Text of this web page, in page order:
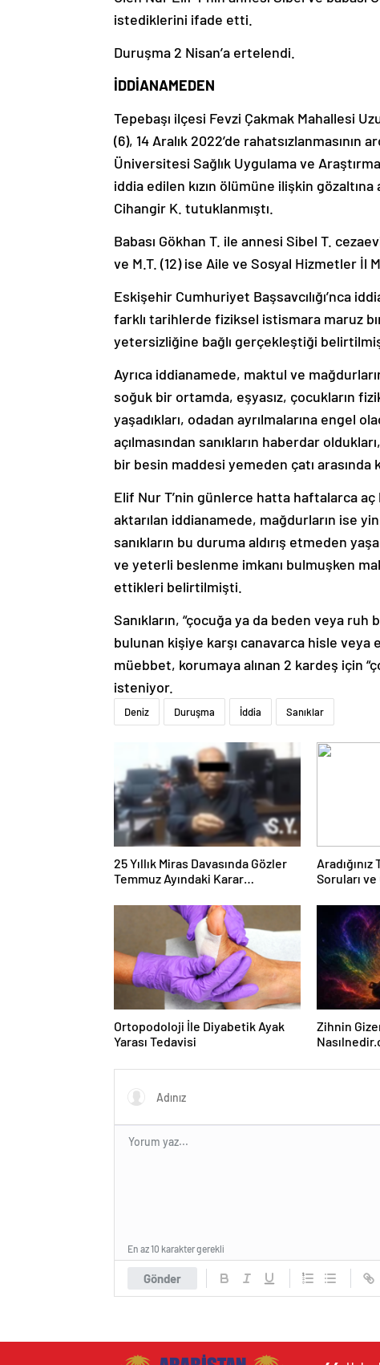
istediklerini ifade etti.
Duruşma 2 Nisan’a ertelendi.
İDDİANAMEDEN
Tepebaşı ilçesi Fevzi Çakmak Mahallesi
(6), 14 Aralık 2022’de rahatsızlanmasının
Üniversitesi Sağlık Uygulama ve
iddia edilen kızın ölümüne ilişkin gözaltına
Cihangir K. tutuklanmıştı.
Babası Gökhan T. ile annesi Sibel T.
ve M.T. (12) ise Aile ve Sosyal Hizmetler İl
Eskişehir Cumhuriyet Başsavcılığı’nca
farklı tarihlerde fiziksel istismara maruz
yetersizliğine bağlı gerçekleştiği
Ayrıca iddianamede, maktul ve
soğuk bir ortamda, eşyasız, çocukların
yaşadıkları, odadan ayrılmalarına engel
açılmasından sanıkların haberdar
bir besin maddesi yemeden çatı arasında
Elif Nur T’nin günlerce hatta haftalarca
aktarılan iddianamede, mağdurların ise
sanıkların bu duruma aldırış etmeden
ve yeterli beslenme imkanı bulmuşken
ettikleri belirtilmişti.
Sanıkların, “çocuğa ya da beden veya
bulunan kişiye karşı canavarca hisle veya
müebbet, korumaya alınan 2 kardeş için
isteniyor.
Deniz Duruşma İddia Sanıklar
25 Yıllık Miras Davasında Gözler
Temmuz Ayındaki Karar
Aradığınız
Soruları
Ortopodoloji İle Diyabetik Ayak
Yarası Tedavisi
Zihnin
Gönder
En az 10 karakter gerekli